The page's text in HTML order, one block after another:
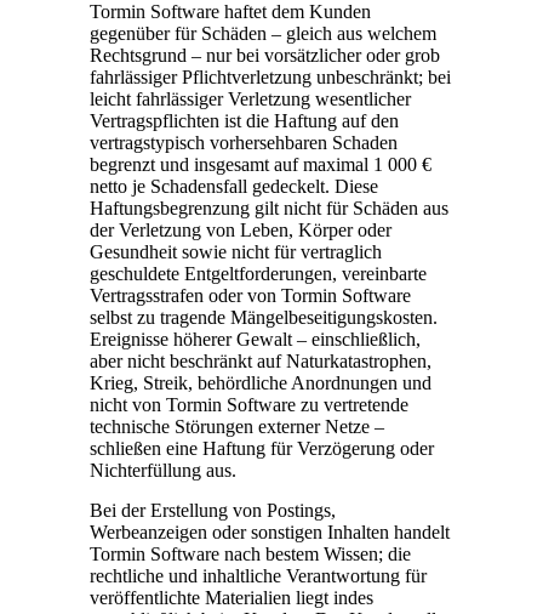
Tormin Software haftet dem Kunden
gegenüber für Schäden – gleich aus welchem
Rechtsgrund – nur bei vorsätzlicher oder grob
fahrlässiger Pflichtverletzung unbeschränkt; bei
leicht fahrlässiger Verletzung wesentlicher
Vertragspflichten ist die Haftung auf den
vertragstypisch vorhersehbaren Schaden
begrenzt und insgesamt auf maximal 1 000 €
netto je Schadensfall gedeckelt. Diese
Haftungsbegrenzung gilt nicht für Schäden aus
der Verletzung von Leben, Körper oder
Gesundheit sowie nicht für vertraglich
geschuldete Entgeltforderungen, vereinbarte
Vertragsstrafen oder von Tormin Software
selbst zu tragende Mängelbeseitigungskosten.
Ereignisse höherer Gewalt – einschließlich,
aber nicht beschränkt auf Naturkatastrophen,
Krieg, Streik, behördliche Anordnungen und
nicht von Tormin Software zu vertretende
technische Störungen externer Netze –
schließen eine Haftung für Verzögerung oder
Nichterfüllung aus.
Bei der Erstellung von Postings,
Werbeanzeigen oder sonstigen Inhalten handelt
Tormin Software nach bestem Wissen; die
rechtliche und inhaltliche Verantwortung für
veröffentlichte Materialien liegt indes